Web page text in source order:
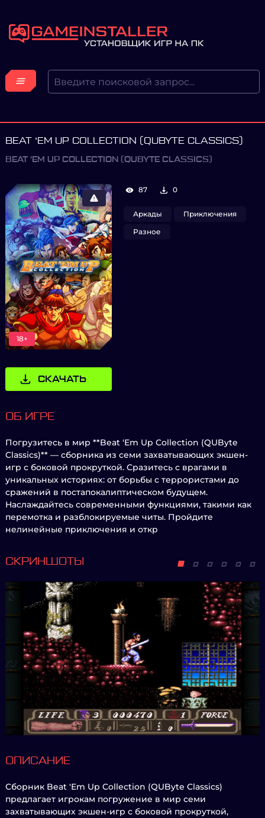
BEAT ‘EM UP COLLECTION (QUBYTE CLASSICS)
BEAT 'EM UP COLLECTION (QUBYTE CLASSICS)
18+
СКАЧАТЬ
87 0
Аркады
Приключения
Разное
ОБ ИГРЕ
Погрузитесь в мир **Beat 'Em Up Collection (QUByte
Classics)** — сборника из семи захватывающих экшен-
игр с боковой прокруткой. Сразитесь с врагами в
уникальных историях: от борьбы с террористами до
сражений в постапокалиптическом будущем.
Наслаждайтесь современными функциями, такими как
перемотка и разблокируемые читы. Пройдите
нелинейные приключения и откр
СКРИНШОТЫ
ОПИСАНИЕ
Сборник Beat 'Em Up Collection (QUByte Classics)
предлагает игрокам погружение в мир семи
захватывающих экшен-игр с боковой прокруткой,